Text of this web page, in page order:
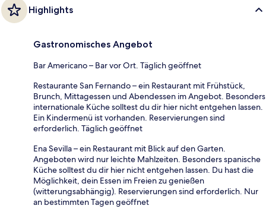
Highlights
Gastronomisches Angebot
Bar Americano – Bar vor Ort. Täglich geöffnet
Restaurante San Fernando – ein Restaurant mit Frühstück,
Brunch, Mittagessen und Abendessen im Angebot. Besonders
internationale Küche solltest du dir hier nicht entgehen lassen.
Ein Kindermenü ist vorhanden. Reservierungen sind
erforderlich. Täglich geöffnet
Ena Sevilla – ein Restaurant mit Blick auf den Garten.
Angeboten wird nur leichte Mahlzeiten. Besonders spanische
Küche solltest du dir hier nicht entgehen lassen. Du hast die
Möglichkeit, dein Essen im Freien zu genießen
(witterungsabhängig). Reservierungen sind erforderlich. Nur
an bestimmten Tagen geöffnet